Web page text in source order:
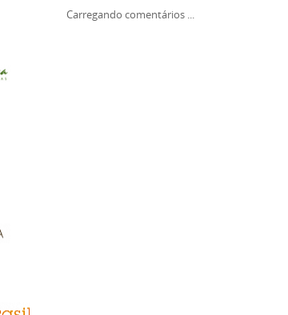
Carregando comentários ...